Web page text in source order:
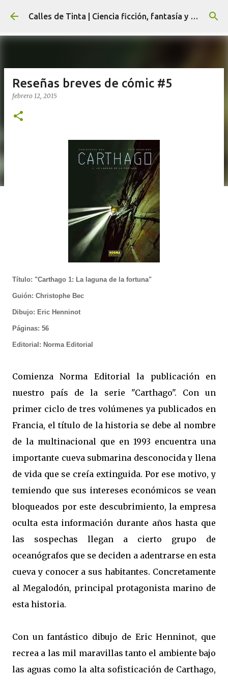
Ir al contenido principal Calles de Tinta | Ciencia ficción, fantasía y terror
Reseñas breves de cómic #5
febrero 12, 2015
Título: "Carthago 1: La laguna de la fortuna"
Guión: Christophe Bec
Dibujo: Eric Henninot
Páginas: 56
Editorial: Norma Editorial
Comienza Norma Editorial la publicación en
nuestro país de la serie "Carthago". Con un
primer ciclo de tres volúmenes ya publicados en
Francia, el título de la historia se debe al nombre
de la multinacional que en 1993 encuentra una
importante cueva submarina desconocida y llena
de vida que se creía extinguida. Por ese motivo, y
temiendo que sus intereses económicos se vean
bloqueados por este descubrimiento, la empresa
oculta esta información durante años hasta que
las sospechas llegan a cierto grupo de
oceanógrafos que se deciden a adentrarse en esta
cueva y conocer a sus habitantes. Concretamente
al Megalodón, principal protagonista marino de
esta historia.
Con un fantástico dibujo de Eric Henninot, que
recrea a las mil maravillas tanto el ambiente bajo
las aguas como la alta sofisticación de Carthago,